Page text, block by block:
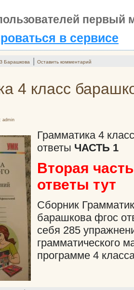
первый
в сервисе
Барашкова | Оставить комментарий
4 класс
admin
Грамматика 4
ответы ЧАСТЬ 1
Вторая
ответы тут
Сборник
барашкова фгос
себя 285
грамматического
программе 4